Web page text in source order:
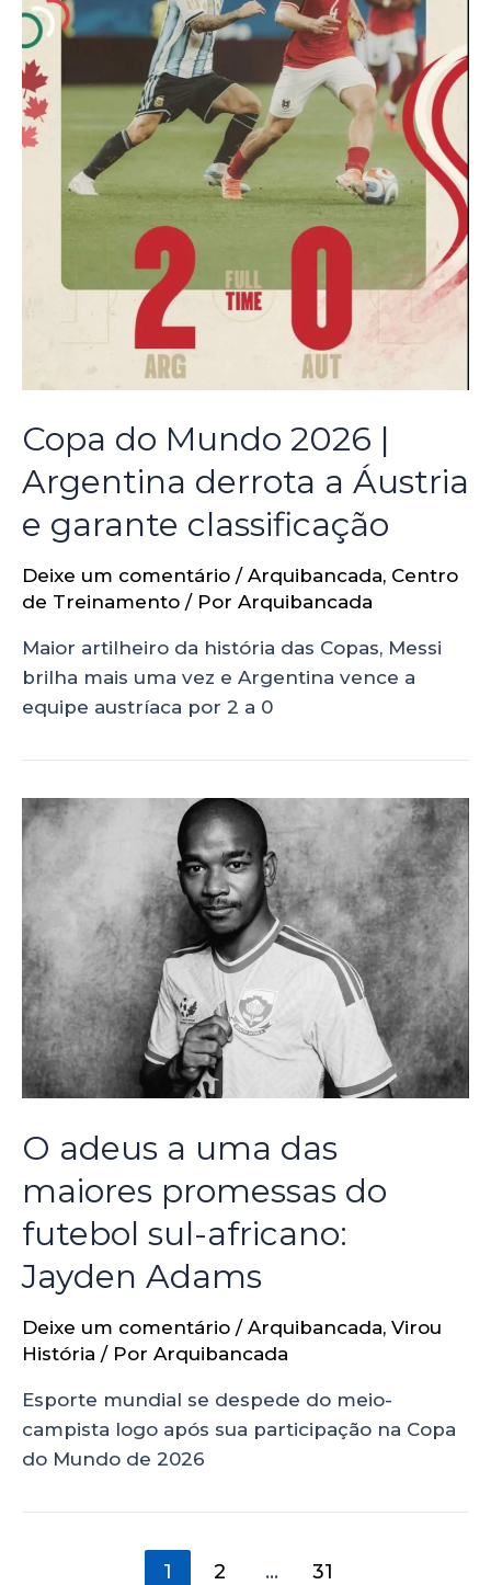
Copa do Mundo 2026 |
Argentina derrota a Áustria
e garante classificação
Deixe um comentário / Arquibancada, Centro
de Treinamento / Por Arquibancada
Maior artilheiro da história das Copas, Messi
brilha mais uma vez e Argentina vence a
equipe austríaca por 2 a 0
O adeus a uma das
maiores promessas do
futebol sul-africano:
Jayden Adams
Deixe um comentário / Arquibancada, Virou
História / Por Arquibancada
Esporte mundial se despede do meio-
campista logo após sua participação na Copa
do Mundo de 2026
1 2 …
31